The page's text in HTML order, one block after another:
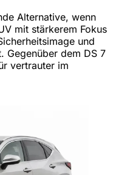
Alternative, wenn
mit stärkerem Fokus
und
Gegenüber dem DS 7
vertrauter im